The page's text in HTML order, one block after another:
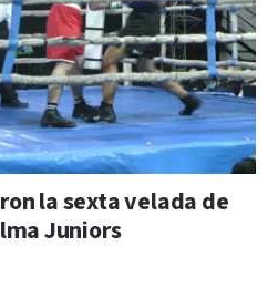
la sexta velada de
Juniors